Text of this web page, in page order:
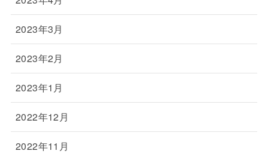
2023年3月
2023年2月
2023年1月
2022年12月
2022年11月